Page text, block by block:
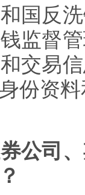
和国反
监督
交易
份资
公司